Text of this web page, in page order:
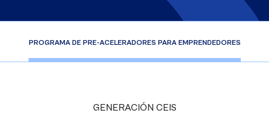
PROGRAMA DE PRE-ACELERADORES PARA EMPRENDEDORES
GENERACIÓN CEIS